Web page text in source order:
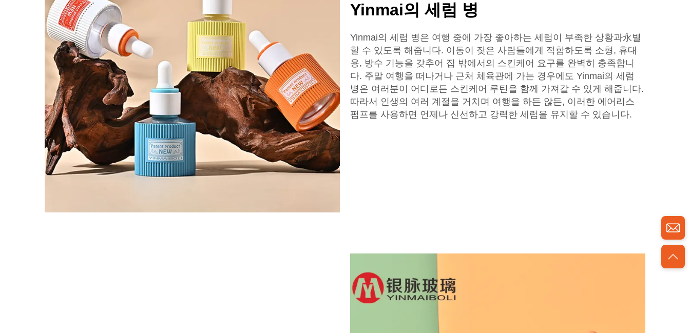
Yinmai의 세럼 병
Yinmai의 세럼 병은 여행 중에 가장 좋아하는 세럼이 부족한 상황과永별
할 수 있도록 해줍니다. 이동이 잦은 사람들에게 적합하도록 소형, 휴대
용, 방수 기능을 갖추어 집 밖에서의 스킨케어 요구를 완벽히 충족합니
다. 주말 여행을 떠나거나 근처 체육관에 가는 경우에도 Yinmai의 세럼
병은 여러분이 어디로든 스킨케어 루틴을 함께 가져갈 수 있게 해줍니다.
따라서 인생의 여러 계절을 거치며 여행을 하든 않든, 이러한 에어리스
펌프를 사용하면 언제나 신선하고 강력한 세럼을 유지할 수 있습니다.